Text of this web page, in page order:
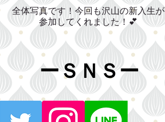
全体写真です！今回も沢山の新入生が
参加してくれました！💕
​ーＳＮＳー